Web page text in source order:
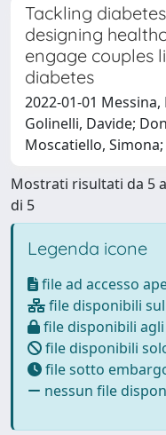
Tackling
designing
engage couples
diabetes
2022-01-01 Messina,
Golinelli, Davide;
Moscatiello,
Mostrati risultati da 5
di 5
Legenda icone
file ad accesso
file disponibili
file disponibili
file disponibili
file sotto
nessun file